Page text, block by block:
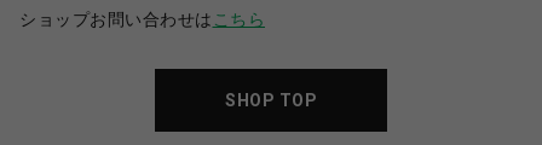
ショップお問い合わせは こちら
SHOP TOP